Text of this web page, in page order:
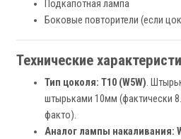
Подкапотная лампа
Боковые повторители (если
Технические
Тип цоколя: T10 (W5W).
штырьками 10мм (фактически
факто).
Аналог лампы накаливания: